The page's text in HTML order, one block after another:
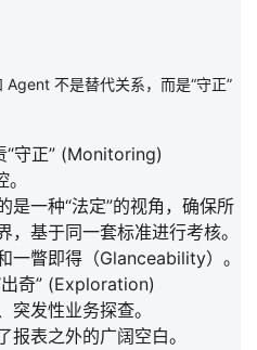
Agent 不是替代关系，而是“守正”
守正” (Monitoring)
是一种“法定”的视角，确保所
基于同一套标准进行考核。
一瞥即得（Glanceability） 。
奇” (Exploration)
突发性业务探查。
报表之外的广阔空白。